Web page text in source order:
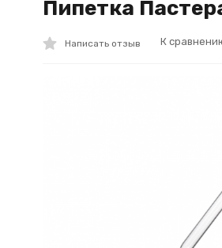
Пипетка
Написать отзыв К